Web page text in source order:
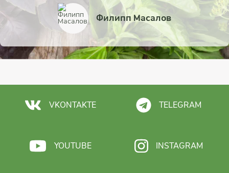
Филипп Масалов
Ирина
Ксения
Анастасия
Юлия Мельник
Татьяна Еськина-
Алексей
Алина Тимонина
VKONTAKTE TELEGRAM
YOUTUBE INSTAGRAM